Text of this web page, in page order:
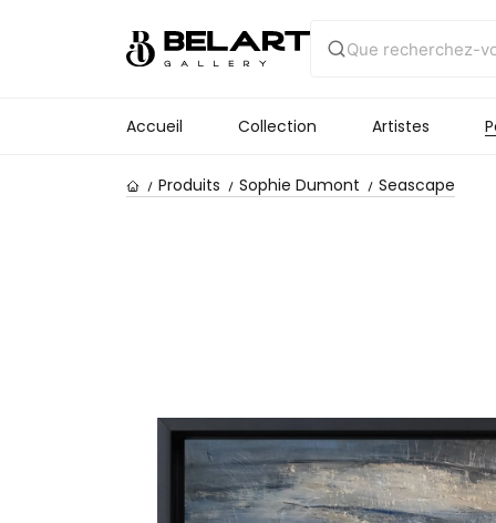
Accueil Collection Artistes
Produits Sophie Dumont Seascape